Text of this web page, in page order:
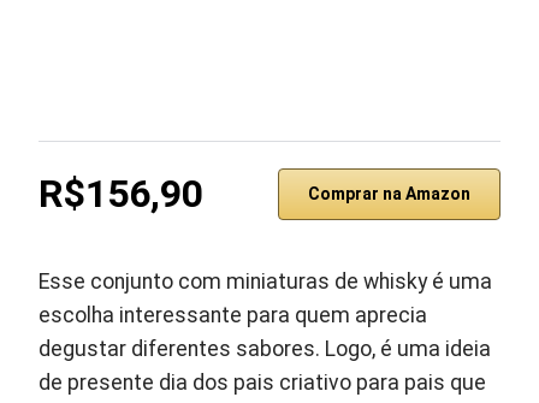
R$156,90 Comprar na Amazon
Esse conjunto com miniaturas de whisky é uma
escolha interessante para quem aprecia
degustar diferentes sabores. Logo, é uma ideia
de presente dia dos pais criativo para pais que